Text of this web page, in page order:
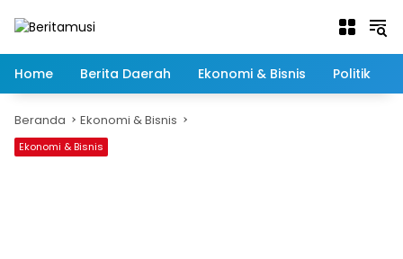
Home
Berita Daerah Ekonomi & Bisnis Politik
Beranda Ekonomi & Bisnis
Ekonomi & Bisnis